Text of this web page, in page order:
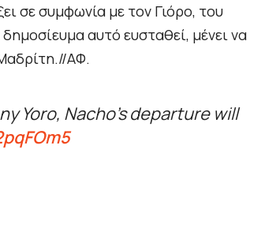
σε συμφωνία με τον Γιόρο, του
αυτό ευσταθεί, μένει να
ΑΦ.
Yoro, Nacho’s departure will